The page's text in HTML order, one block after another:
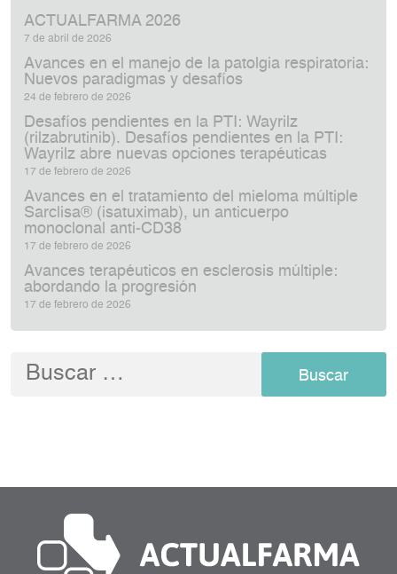
ACTUALFARMA 2026
7 de abril de 2026
Avances en el manejo de la patolgia respiratoria:
Nuevos paradigmas y desafíos
24 de febrero de 2026
Desafíos pendientes en la PTI: Wayrilz
(rilzabrutinib). Desafíos pendientes en la PTI:
Wayrilz abre nuevas opciones terapéuticas
17 de febrero de 2026
Avances en el tratamiento del mieloma múltiple
Sarclisa® (isatuximab), un anticuerpo
monoclonal anti‑CD38
17 de febrero de 2026
Avances terapéuticos en esclerosis múltiple:
abordando la progresión
17 de febrero de 2026
Buscar: